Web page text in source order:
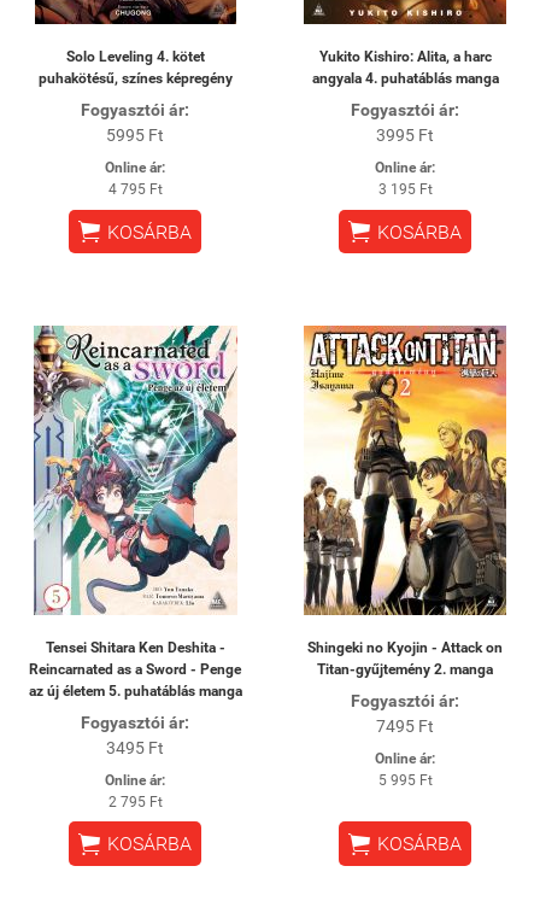
Solo Leveling 4. kötet
puhakötésű, színes képregény
Fogyasztói ár:
5995 Ft
Online ár:
4 795 Ft
 KOSÁRBA
Yukito Kishiro: Alita, a harc
angyala 4. puhatáblás manga
Fogyasztói ár:
3995 Ft
Online ár:
3 195 Ft
 KOSÁRBA
Tensei Shitara Ken Deshita -
Reincarnated as a Sword - Penge
az új életem 5. puhatáblás manga
Fogyasztói ár:
3495 Ft
Online ár:
2 795 Ft
 KOSÁRBA
Shingeki no Kyojin - Attack on
Titan-gyűjtemény 2. manga
Fogyasztói ár:
7495 Ft
Online ár:
5 995 Ft
 KOSÁRBA